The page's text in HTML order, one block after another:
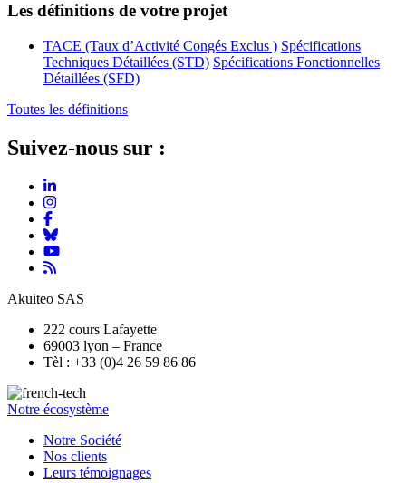
Les définitions de votre projet
TACE (Taux d’Activité Congés Exclus ) Spécifications
Techniques Détaillées (STD) Spécifications Fonctionnelles
Détaillées (SFD)
Toutes les définitions
Suivez-nous sur :
Akuiteo SAS
222 cours Lafayette
69003 lyon – France
Tèl : +33 (0)4 26 59 86 86
Notre écosystème
Notre Société
Nos clients
Leurs témoignages